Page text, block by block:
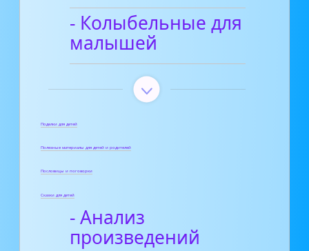
- Колыбельные для
малышей
Поделки для детей
Полезные материалы для детей и родителей
Пословицы и поговорки
Сказки для детей
- Анализ
произведений